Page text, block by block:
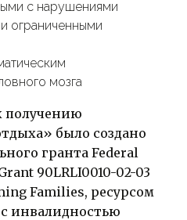
с нарушениями
ограниченными
мозга
получению
было создано
гранта Federal
90LRLI0010-02-03
Families, ресурсом
инвалидностью